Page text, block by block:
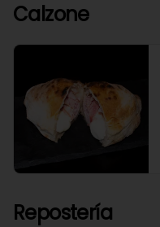
Calzone
Repostería